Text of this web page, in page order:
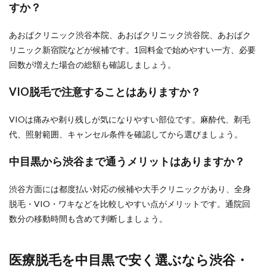
すか？
あおばクリニック渋谷本院、あおばクリニック渋谷院、あおばク
リニック新宿院などが候補です。1回料金で始めやすい一方、必要
回数が増えた場合の総額も確認しましょう。
VIO脱毛で注意することはありますか？
VIOは痛みや剃り残しが気になりやすい部位です。麻酔代、剃毛
代、照射範囲、キャンセル条件を確認してから選びましょう。
中目黒から渋谷まで通うメリットはありますか？
渋谷方面には都度払い対応の候補や大手クリニックがあり、全身
脱毛・VIO・ワキなどを比較しやすい点がメリットです。通院回
数分の移動時間も含めて判断しましょう。
医療脱毛を中目黒で安く選ぶなら渋谷・